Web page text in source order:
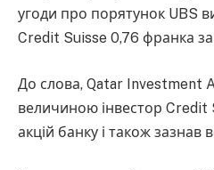
угоди про порятунок UBS
Credit Suisse 0,76 франка за
До слова, Qatar Investment
величиною інвестор Credit
акцій банку і також зазнав